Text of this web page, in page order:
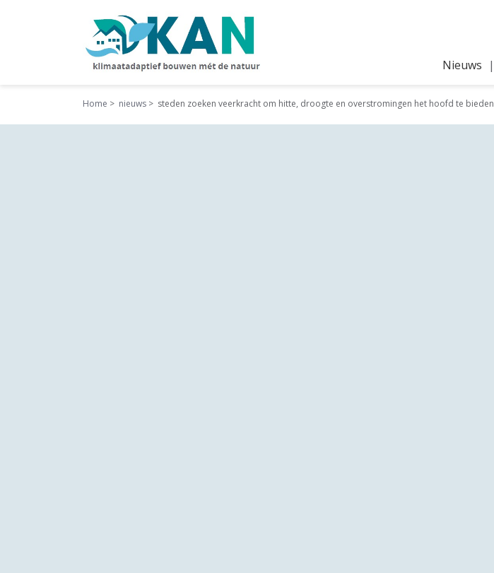
Nieuws
Home nieuws steden zoeken veerkracht om hitte, droogte en overstromingen het hoofd te bieden